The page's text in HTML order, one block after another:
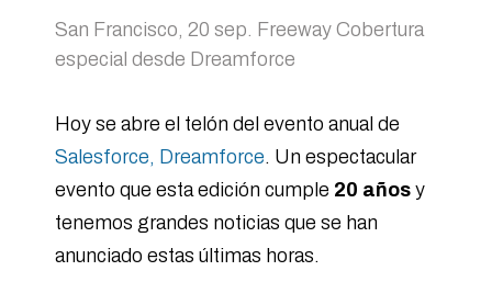
San Francisco, 20 sep. Freeway Cobertura
especial desde Dreamforce
Hoy se abre el telón del evento anual de
Salesforce, Dreamforce. Un espectacular
evento que esta edición cumple 20 añosy
tenemos grandes noticias que se han
anunciado estas últimas horas.